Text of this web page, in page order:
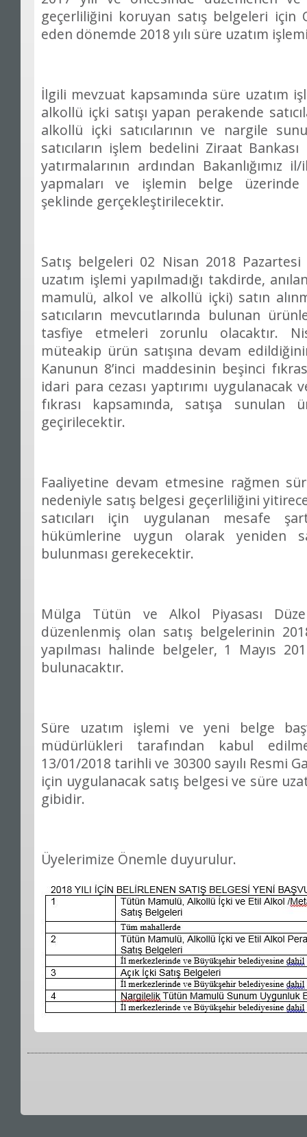
geçerliliğini koruyan satış belgeleri için
eden dönemde 2018 yılı süre uzatım
İlgili mevzuat kapsamında süre uzatım
alkollü içki satışı yapan perakende
alkollü içki satıcılarının ve nargile
satıcıların işlem bedelini Ziraat Bankası
yatırmalarının ardından
yapmaları ve işlemin belge üzerinde
şeklinde gerçekleştirilecektir.
Satış belgeleri 02 Nisan 2018
uzatım işlemi yapılmadığı takdirde,
mamulü, alkol ve alkollü içki) satın
satıcıların mevcutlarında bulunan
tasfiye etmeleri zorunlu olacaktır.
müteakip ürün satışına devam
Kanunun 8’inci maddesinin beşinci
idari para cezası yaptırımı uygulanacak
fıkrası kapsamında, satışa sunulan
geçirilecektir.
Faaliyetine devam etmesine rağmen
nedeniyle satış belgesi geçerliliğini
satıcıları için uygulanan mesafe
hükümlerine uygun olarak yeniden
bulunması gerekecektir.
Mülga Tütün ve Alkol Piyasası
düzenlenmiş olan satış belgelerinin
yapılması halinde belgeler, 1 Mayıs
bulunacaktır.
Süre uzatım işlemi ve yeni belge
müdürlükleri tarafından kabul
13/01/2018 tarihli ve 30300 sayılı Resmi
için uygulanacak satış belgesi ve süre
gibidir.
Üyelerimize Önemle duyurulur.